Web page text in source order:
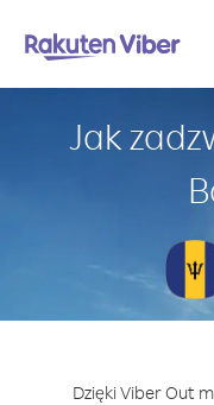
Jak
Dzięki Viber Out